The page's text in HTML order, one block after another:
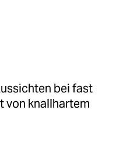
bei fast
von knallhartem